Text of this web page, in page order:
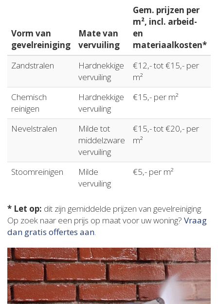
Vorm van
gevelreiniging
Mate van
vervuiling
Gem. prijzen per
m², incl. arbeid-
en
materiaalkosten*
Zandstralen
Hardnekkige
vervuiling
€12,- tot €15,- per
m²
Chemisch
reinigen
Hardnekkige
vervuiling
€15,- per m²
Nevelstralen
Milde tot
middelzware
vervuiling
€15,- tot €20,- per
m²
Stoomreinigen
Milde
vervuiling
€5,- per m²
* Let op: dit zijn gemiddelde prijzen van gevelreiniging.
Op zoek naar een prijs op maat voor uw woning? Vraag
dan gratis offertes aan.